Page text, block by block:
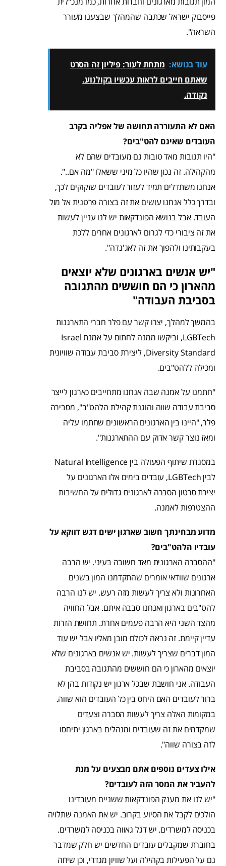
פייסבוק ישראל שכתבה שהמהלך שבצענו מעורר
השראה".
עוד בנושא: מתחת לעור: פיליון זה הסרט
שאתם חייבים לראות עכשיו בקולנוע.
נקודה.
האם לא התעוררה תחושה של אפליה בקרב
העובדים שאינם להט"בים?
"היו תגובות מאד טובות גם מעובדים שהם לא
מהקהילה. זה נכון שהיו כל מיני ששאלו "מה אם..".
אנחנו משתדלים תמיד לעזור לעובדים שזקוקים לכך,
ובדרך כלל אנחנו עושים את זה בצורה פרטנית אל מול
העובד. אבל בנושא הפונדקאות יש לנו עניין לעשות
את זה ציבורי כדי לגרום לארגונים אחרים ללכת
בעקבותינו ולהפוך את זה לאג'נדה".
"יש אנשים בארגונים שלא יוצאים
מהארון כי הם חוששים מהתגובה
בסביבת העבודה"
בהמשך למהלך, יצרו קשר עם פלר חברי התארגנות
LGBTech, וביקשו ממנה לחתום על אמנת Israel
Diversity Standard, ליצירת סביבת עבודה שוויונית
ומכילה ללהט"בים.
"חתמנו על אמנה שבה אנחנו מתחייבים כארגון לייצר
סביבת עבודה שווה והוגנת קהילת הלהט"ב", מסבירה
פלר, "היינו בין הארגונים הראשונים שחתמו עליה
ומאז נוצר קשר אדוק עם ההתארגנות".
במסגרת שיתוף הפעולה בין Natural Intelligence
לבין LGBTech, עובדים בימים אלו הארגונים על
יצירת סרטון הסברה לארגונים גדולים על החשיבות
ההצטרפות לאמנה.
מדוע מבחינתך חשוב שארגון ישים דגש דווקא על
עובדיו הלהט"בים?
"ההסברה הארגונית מאד חשובה בעיני. יש הרבה
ארגונים שוודאי אומרים שהתקדמנו המון בשנים
האחרונות ולא צריך לעשות מזה רעש. יש לנו הרבה
להט"בים בארגון ואנחנו סבבה איתם. אבל החוויה
מהצד השני היא הרבה פעמים אחרת. תחושת הזרות
עדיין קיימת. זה נראה לכולם מובן מאליו אבל יש עוד
המון דברים שצריך לעשות. יש אנשים בארגונים שלא
יוצאים מהארון כי הם חוששים מהתגובה בסביבת
העבודה. אני חושבת שבכל ארגון יש נקודות בהן לא
ברור לעובדים האם היחס בין כל העובדים הוא שווה.
במקומות האלה צריך לעשות הסברה וצעדים
שמקדמים את זה שעובדים ומנהלים בארגון יתיחסו
לזה בצורה שווה".
אילו צעדים נוספים אתם מבצעים על מנת
להעביר את המסר הזה לעובדים?
"יש לנו את מענק הפונדקאות ששניים מעובדינו
הולכים לקבל את הסיוע בקרוב. יש את האמנה שתלויה
בכניסה למשרדים. יש דגל גאווה בכניסה למשרדים.
בחוברת שמקבלים עובדים החדשים יש חלק שמדבר
גם על הפעילות בקהילה ועל שוויון מגדרי, וכן שיחה